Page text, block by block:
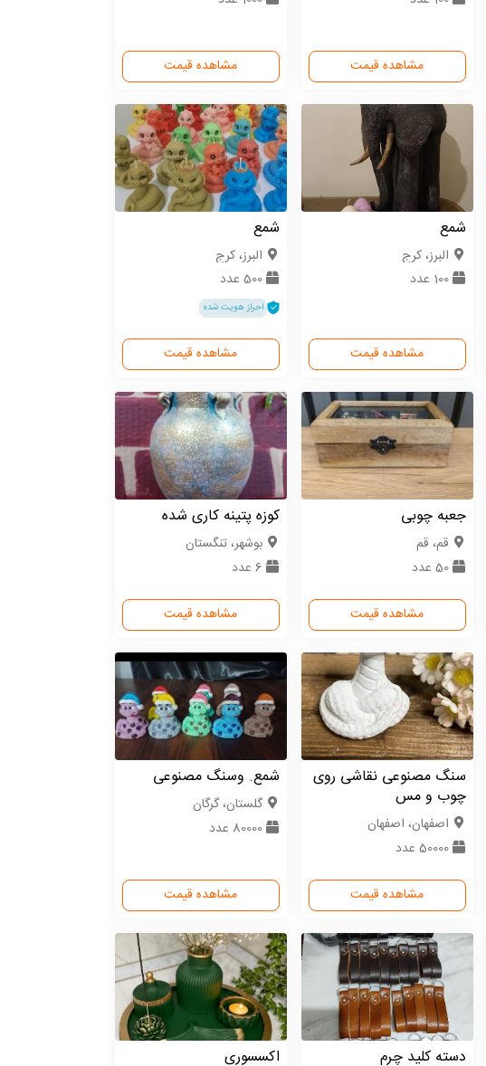
مشاهده قیمت مشاهده قیمت
شمع
البرز، کرج
100 عدد
مشاهده قیمت
شمع
البرز، کرج
500 عدد
احراز هویت شده
مشاهده قیمت
جعبه چوبی
قم، قم
50 عدد
مشاهده قیمت
کوزه پتینه کاری شده
بوشهر، تنگستان
6 عدد
مشاهده قیمت
سنگ مصنوعی نقاشی روی
چوب و مس
اصفهان، اصفهان
50000 عدد
مشاهده قیمت
شمع. وسنگ مصنوعی
گلستان، گرگان
80000 عدد
مشاهده قیمت
دسته کلید چرم اکسسوری